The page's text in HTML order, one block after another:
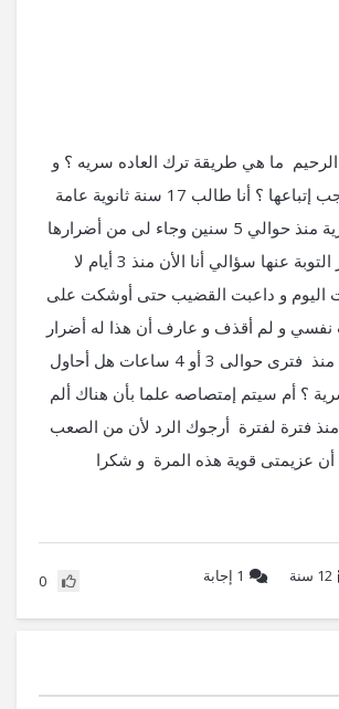
ما هي طريقة ترك العاده سريه ؟ و
ما النصائح التي يجب إتباعها ؟ أنا طالب 17 سنة ثانوية عامة
مدمن العادة السرية منذ حوالي 5 سنين وجاء لى من أضرارها
الكثير لكن أنا كثير التوبة عنها سؤالي أنا الأن منذ 3 أيام لا
اليوم و داعبت القضيب حتى أوشكت على
و لم أقذف و عارف أن هذا له أضرار
كثيرة لكن أنا الأن منذ فترى حوالى 3 أو 4 ساعات هل أحاول
؟ أم سيتم إمتصاصه علما بأن هناك ألم
فترة لفترة أرجوك الرد لأن من الصعب
أن عزيمتى قوية هذه المرة و شكرا
12 سنة 1 إجابة 0